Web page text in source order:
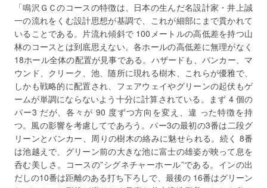
「鳴沢ＧＣのコースの特徴は、日本の生んだ名設計家・井上誠
一の流れをくむ設計思想が基調で、これが細部にまで貫かれて
いることである。片流れ傾斜で 100メートルの高低差を持つ山
林のコースとは到底思えない。各ホールの高低差に無理がなく
18ホール全体の配置が見事である。ハザードも、バンカー、マ
ウンド、クリーク、池、随所に現れる樹木、これらが優雅で、
しかも戦略的に配置され、フェアウェイやグリーンの起伏もゲ
ームが単調にならないよう十分に計算されている。まず 4 個の
パー3 だが、各々が 90 度ずつ方向を変え、違 った特徴を持
つ。風の影響を考慮してであろう。パー3の最初の3番は二段グ
リーンとバンカー、周りの樹木の絡みに魅せられる。続く 8番
は池越えで、グリーン前の大きな池に富士の雄姿が映って息を
呑む美しさ。コースの”シグネチャーホール”である。インの出
だしの10番は距離のある打ち下ろしで、最後の 16番はグリーン